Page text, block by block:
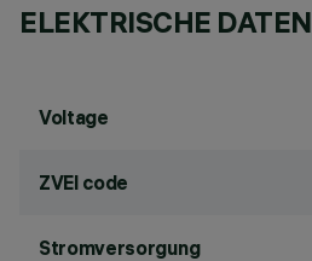
ELEKTRISCHE DATEN
Voltage
ZVEI code
Stromversorgung